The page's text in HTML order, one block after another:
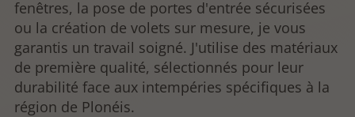
fenêtres, la pose de portes d'entrée sécurisées
ou la création de volets sur mesure, je vous
garantis un travail soigné. J'utilise des matériaux
de première qualité, sélectionnés pour leur
durabilité face aux intempéries spécifiques à la
région de Plonéis.